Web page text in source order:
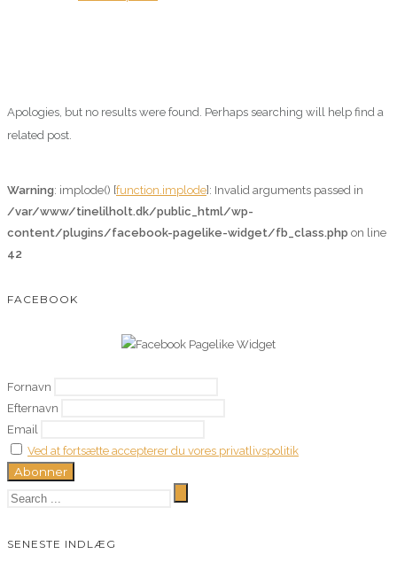
Apologies, but no results were found. Perhaps searching will help find a
related post.
Warning: implode() [function.implode]: Invalid arguments passed in
/var/www/tinelilholt.dk/public_html/wp-
content/plugins/facebook-pagelike-widget/fb_class.php on line
42
FACEBOOK
Fornavn
Efternavn
Email
Ved at fortsætte accepterer du vores privatlivspolitik
SENESTE INDLÆG